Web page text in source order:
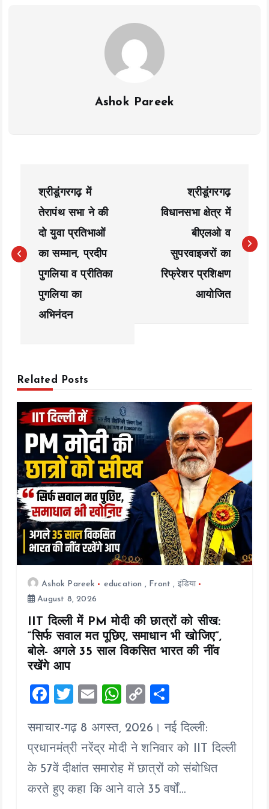
k
Ashok Pareek
t
a
o
n
श्रीडूंगरगढ़ में
तेरापंथ सभा ने की
दो युवा प्रतिभाओं
का सम्मान, प्रदीप
पुगलिया व प्रीतिका
पुगलिया का
अभिनंदन
श्रीडूंगरगढ़
विधानसभा क्षेत्र में
बीएलओ व
सुपरवाइजरों का
रिफ्रेशर प्रशिक्षण
आयोजित
Related Posts
Ashok Pareek education , Front , इंडिया
August 8, 2026
IIT दिल्ली में PM मोदी की छात्रों को सीख:
“सिर्फ सवाल मत पूछिए, समाधान भी खोजिए”,
बोले- अगले 35 साल विकसित भारत की नींव
रखेंगे आप
F
ce
b
o
o
T
tt
er
E
ai
l
W
at
s
A
p
C
p
y
Li
n
a
re
समाचार-गढ़ 8 अगस्त, 2026। नई दिल्ली:
प्रधानमंत्री नरेंद्र मोदी ने शनिवार को IIT दिल्ली
के 57वें दीक्षांत समारोह में छात्रों को संबोधित
करते हुए कहा कि आने वाले 35 वर्षों…